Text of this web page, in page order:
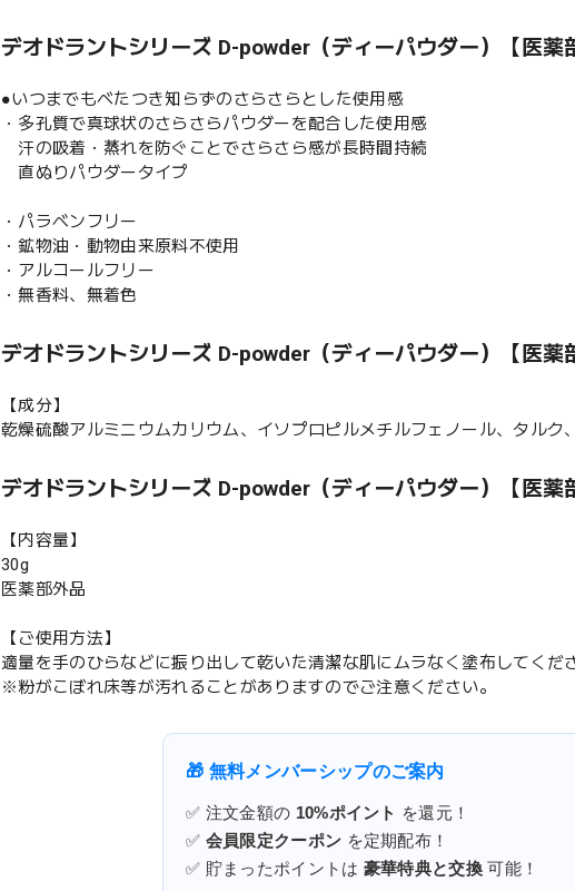
デオドラントシリーズ D-powder（ディーパウダー）【医
●いつまでもべたつき知らずのさらさらとした使用感
・多孔質で真球状のさらさらパウダーを配合した使用感
汗の吸着・蒸れを防ぐことでさらさら感が長時間持続
直ぬりパウダータイプ
・パラベンフリー
・鉱物油・動物由来原料不使用
・アルコールフリー
・無香料、無着色
デオドラントシリーズ D-powder（ディーパウダー）【医
【成分】
乾燥硫酸アルミニウムカリウム、イソプロピルメチルフェノール、タル
デオドラントシリーズ D-powder（ディーパウダー）【医
【内容量】
30g
医薬部外品
【ご使用方法】
適量を手のひらなどに振り出して乾いた清潔な肌にムラなく塗布してくだ
※粉がこぼれ床等が汚れることがありますのでご注意ください。
🎁 無料メンバーシップのご案内
✅ 注文金額の 10%ポイント
を還元！
✅ 会員限定クーポン を定期配布！
✅ 貯まったポイントは 豪華特典と交換 可能！